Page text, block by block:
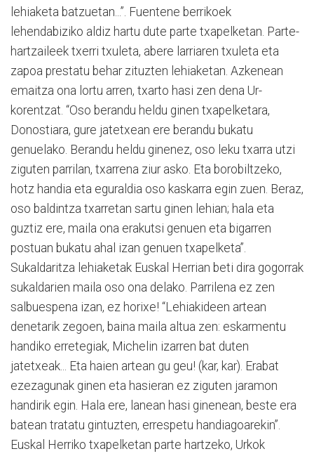
lehiaketa batzuetan...”. Fuentene berrikoek
lehendabiziko aldiz hartu dute parte txapelketan. Parte-
hartzaileek txerri txuleta, abere larriaren txuleta eta
zapoa prestatu behar zituzten lehiaketan. Azkenean
emaitza ona lortu arren, txarto hasi zen dena Ur­
korentzat. “Oso berandu heldu ginen txapelketara,
Donostiara, gure jatetxean ere berandu bukatu
genuelako. Berandu heldu ginenez, oso leku txarra utzi
ziguten parrilan, txarrena ziur asko. Eta borobiltzeko,
hotz handia eta eguraldia oso kaskarra egin zuen. Beraz,
oso baldintza txarretan sartu ginen lehian; hala eta
guztiz ere, maila ona erakutsi genuen eta bigarren
postuan bukatu ahal izan ge­nuen txapelketa”.
Sukaldaritza lehiaketak Euskal He­rrian beti dira gogorrak
sukaldarien maila oso ona delako. Parrilena ez zen
salbuespena izan, ez horixe! “Lehiakideen artean
denetarik zegoen, baina maila altua zen: eskarmentu
handiko erretegiak, Michelin izarren bat duten
jatetxeak... Eta haien artean gu geu! (kar, kar). Erabat
ezezagunak ginen eta hasieran ez ziguten jaramon
handirik egin. Hala ere, lanean hasi ginenean, beste era
batean tratatu gintuzten, errespetu handiagoarekin”.
Euskal Herriko txapelketan parte hartzeko, Urkok